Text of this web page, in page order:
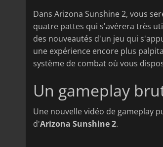
Dans Arizona Sunshine 2, vous
quatre pattes qui s'avérera très
des nouveautés d'un jeu qui
une expérience encore plus
système de combat où vous
Un gameplay
Une nouvelle vidéo de gameplay
d'Arizona Sunshine 2.